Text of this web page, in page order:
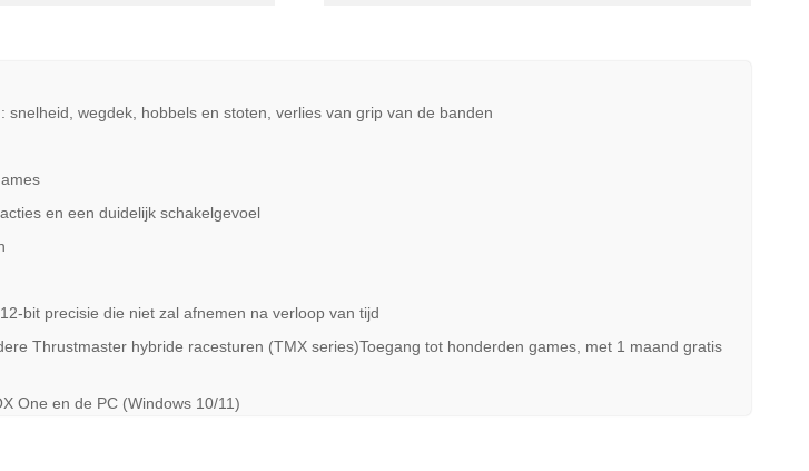
wegdek, hobbels en stoten, verlies van grip van de banden
en een duidelijk schakelgevoel
bit precisie die niet zal afnemen na verloop van tijd
Thrustmaster hybride racesturen (TMX series)Toegang tot honderden games, met 1 maand gratis
One en de PC (Windows 10/11)